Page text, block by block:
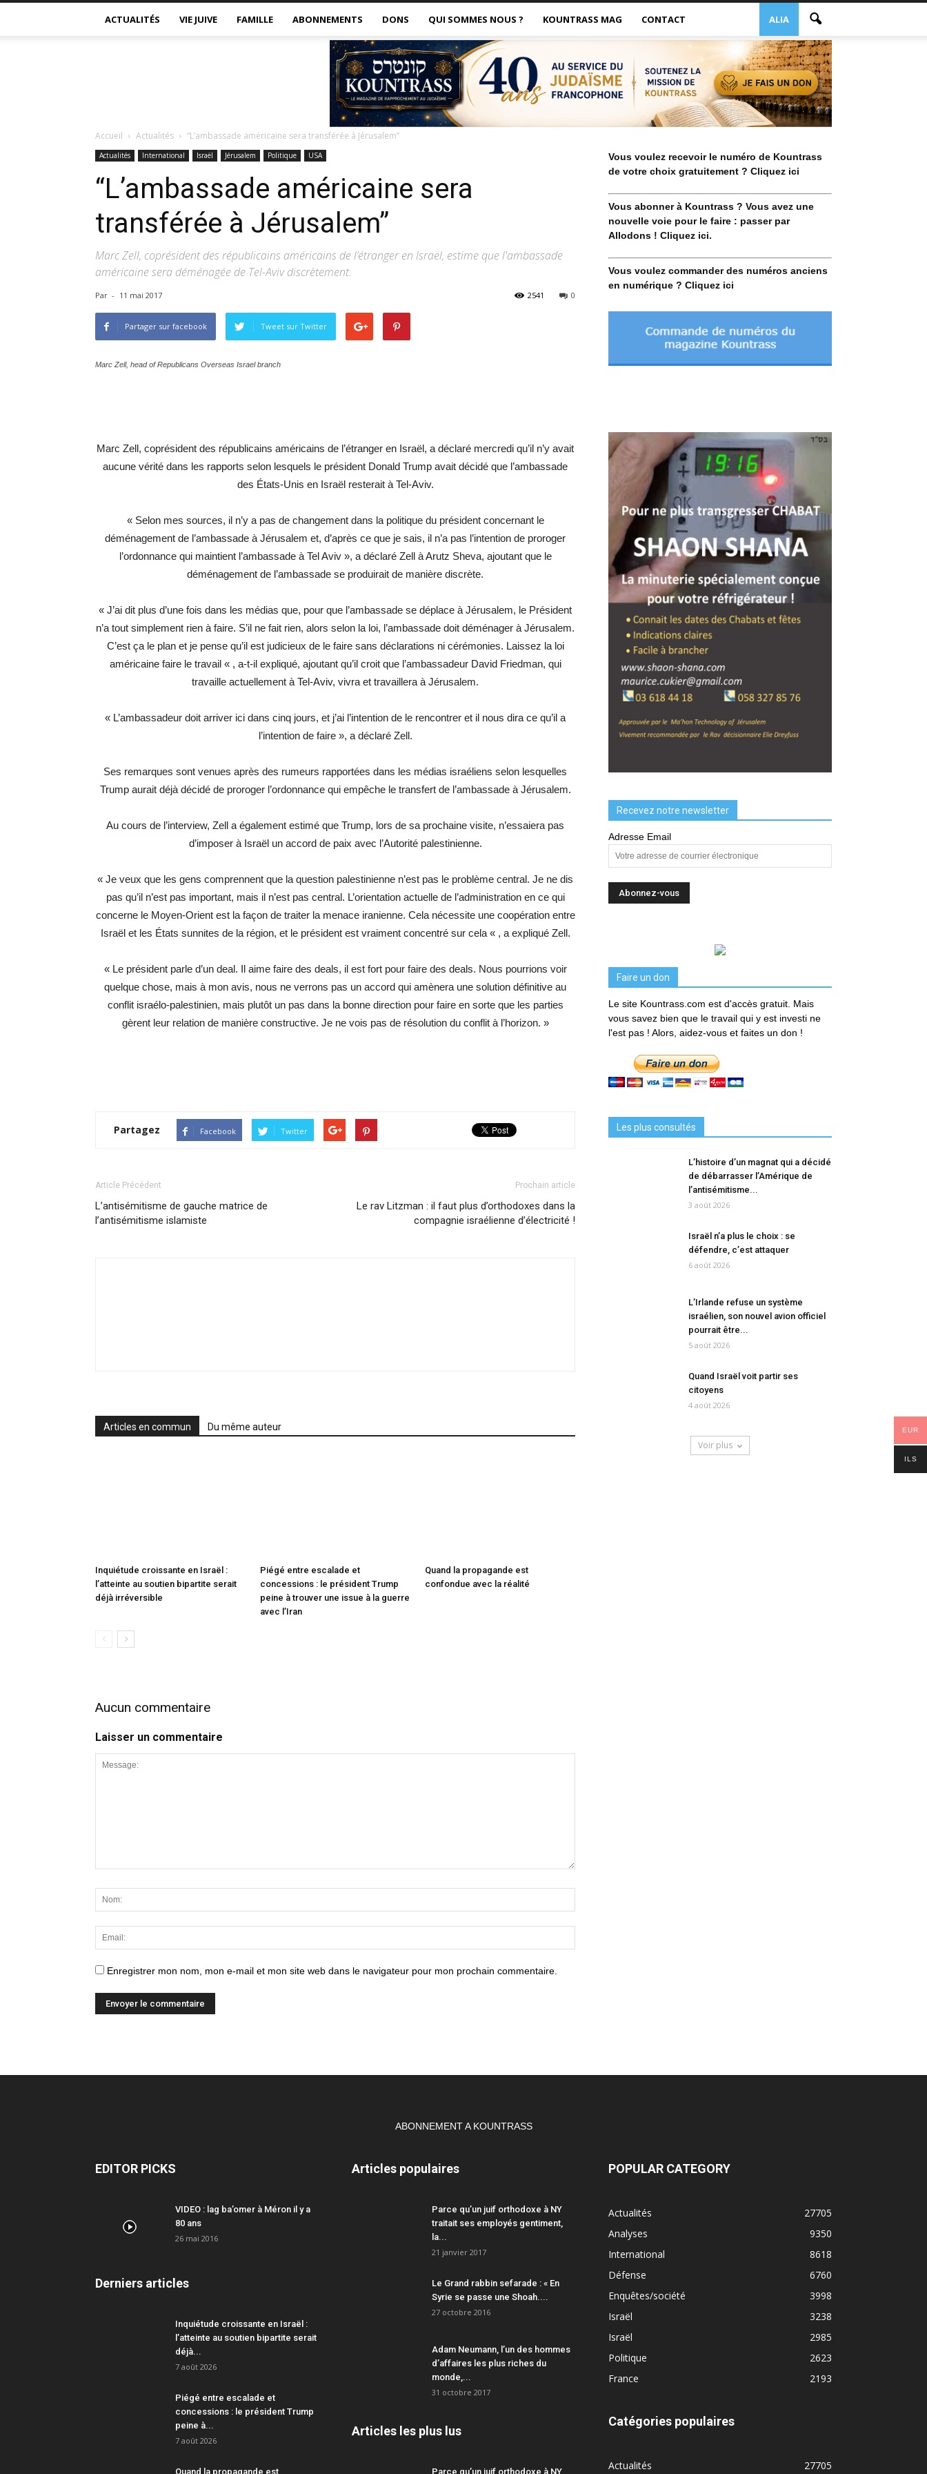
ACTUALITÉS VIE JUIVE FAMILLE ABONNEMENTS DONS ALIA
QUI SOMMES NOUS ? KOUNTRASS MAG CONTACT
Accueil Actualités “L’ambassade américaine sera transférée à Jérusalem”
Actualités International Israël Jérusalem Politique USA
“L’ambassade américaine sera
transférée à Jérusalem”
Marc Zell, coprésident des républicains américains de l’étranger en Israël, estime que l'ambassade
américaine sera déménagée de Tel-Aviv discrètement.
Par - 11 mai 2017 0
2541
Partager sur facebook Tweet sur Twitter
Marc Zell, head of Republicans Overseas Israel branch
Marc Zell, coprésident des républicains américains de l’étranger en Israël, a déclaré mercredi qu’il n’y avait
aucune vérité dans les rapports selon lesquels le président Donald Trump avait décidé que l’ambassade
des États-Unis en Israël resterait à Tel-Aviv.
« Selon mes sources, il n’y a pas de changement dans la politique du président concernant le
déménagement de l’ambassade à Jérusalem et, d’après ce que je sais, il n’a pas l’intention de proroger
l’ordonnance qui maintient l’ambassade à Tel Aviv », a déclaré Zell à Arutz Sheva, ajoutant que le
déménagement de l’ambassade se produirait de manière discrète.
« J’ai dit plus d’une fois dans les médias que, pour que l’ambassade se déplace à Jérusalem, le Président
n’a tout simplement rien à faire. S’il ne fait rien, alors selon la loi, l’ambassade doit déménager à Jérusalem.
C’est ça le plan et je pense qu’il est judicieux de le faire sans déclarations ni cérémonies. Laissez la loi
américaine faire le travail « , a-t-il expliqué, ajoutant qu’il croit que l’ambassadeur David Friedman, qui
travaille actuellement à Tel-Aviv, vivra et travaillera à Jérusalem.
« L’ambassadeur doit arriver ici dans cinq jours, et j’ai l’intention de le rencontrer et il nous dira ce qu’il a
l’intention de faire », a déclaré Zell.
Ses remarques sont venues après des rumeurs rapportées dans les médias israéliens selon lesquelles
Trump aurait déjà décidé de proroger l’ordonnance qui empêche le transfert de l’ambassade à Jérusalem.
Au cours de l’interview, Zell a également estimé que Trump, lors de sa prochaine visite, n’essaiera pas
d’imposer à Israël un accord de paix avec l’Autorité palestinienne.
« Je veux que les gens comprennent que la question palestinienne n’est pas le problème central. Je ne dis
pas qu’il n’est pas important, mais il n’est pas central. L’orientation actuelle de l’administration en ce qui
concerne le Moyen-Orient est la façon de traiter la menace iranienne. Cela nécessite une coopération entre
Israël et les États sunnites de la région, et le président est vraiment concentré sur cela « , a expliqué Zell.
« Le président parle d’un deal. Il aime faire des deals, il est fort pour faire des deals. Nous pourrions voir
quelque chose, mais à mon avis, nous ne verrons pas un accord qui amènera une solution définitive au
conflit israélo-palestinien, mais plutôt un pas dans la bonne direction pour faire en sorte que les parties
gèrent leur relation de manière constructive. Je ne vois pas de résolution du conflit à l’horizon. »
Partagez Facebook Twitter
Article Précédent
L’antisémitisme de gauche matrice de
l’antisémitisme islamiste
Prochain article
Le rav Litzman : il faut plus d’orthodoxes dans la
compagnie israélienne d’électricité !
Articles en commun Du même auteur
Inquiétude croissante en Israël :
l’atteinte au soutien bipartite serait
déjà irréversible
Piégé entre escalade et
concessions : le président Trump
peine à trouver une issue à la guerre
avec l’Iran
Quand la propagande est
confondue avec la réalité
Aucun commentaire
Laisser un commentaire
Enregistrer mon nom, mon e-mail et mon site web dans le navigateur pour mon prochain commentaire.
Vous voulez recevoir le numéro de Kountrass
de votre choix gratuitement ? Cliquez ici
Vous abonner à Kountrass ? Vous avez une
nouvelle voie pour le faire : passer par
Allodons ! Cliquez ici.
Vous voulez commander des numéros anciens
en numérique ? Cliquez ici
Recevez notre newsletter
Adresse Email
Faire un don
Le site Kountrass.com est d'accès gratuit. Mais
vous savez bien que le travail qui y est investi ne
l'est pas ! Alors, aidez-vous et faites un don !
Les plus consultés
L’histoire d’un magnat qui a décidé
de débarrasser l’Amérique de
l’antisémitisme...
3 août 2026
Israël n’a plus le choix : se
défendre, c’est attaquer
6 août 2026
L’Irlande refuse un système
israélien, son nouvel avion officiel
pourrait être...
5 août 2026
Quand Israël voit partir ses
citoyens
4 août 2026
Voir plus
ABONNEMENT A KOUNTRASS
EDITOR PICKS
VIDEO : lag ba’omer à Méron il y a
80 ans
26 mai 2016
Derniers articles
Inquiétude croissante en Israël :
l’atteinte au soutien bipartite serait
déjà...
7 août 2026
Piégé entre escalade et
concessions : le président Trump
peine à...
7 août 2026
Quand la propagande est
Articles populaires
Parce qu’un juif orthodoxe à NY
traitait ses employés gentiment,
la...
21 janvier 2017
Le Grand rabbin sefarade : « En
Syrie se passe une Shoah....
27 octobre 2016
Adam Neumann, l’un des hommes
d’affaires les plus riches du
monde,...
31 octobre 2017
Articles les plus lus
Parce qu’un juif orthodoxe à NY
POPULAR CATEGORY
Actualités
27705
Analyses
9350
International
8618
Défense
6760
Enquêtes/société
3998
Israël
3238
Israël
2985
Politique
2623
France
2193
Catégories populaires
Actualités 27705
EUR
ILS